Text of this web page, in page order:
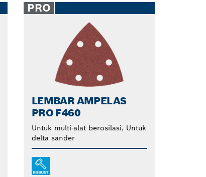
PRO
LEMBAR AMPELAS
PRO F460
Untuk multi-alat berosilasi, Untuk
delta sander